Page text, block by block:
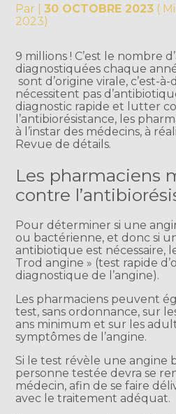
Par |30 OCTOBRE 2023 (
2023)
9 millions ! C’est le nombre
diagnostiquées chaque
sont d’origine virale, c’est-
nécessitent pas
diagnostic rapide et lutter
l’antibiorésistance, les
à l’instar des médecins, à
Revue de détails.
Les pharmaciens
contre
Pour déterminer si une
ou bactérienne, et donc si
antibiotique est nécessaire,
Trod angine » (test rapide
diagnostique de l’angine).
Les pharmaciens peuvent
test, sans ordonnance, sur
ans minimum et sur les
symptômes de l’angine.
Si le test révèle une angine
personne testée devra se
médecin, afin de se faire
avec le traitement adéquat.